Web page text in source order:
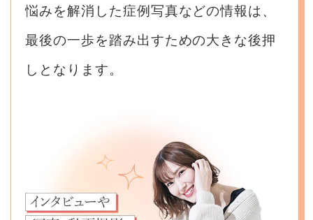
悩みを解消した症例写真などの情報は、
最後の一歩を踏み出すための大きな後押
しとなります。